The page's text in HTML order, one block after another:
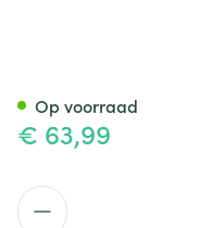
€ 63,99
Aantal
Op voorraad